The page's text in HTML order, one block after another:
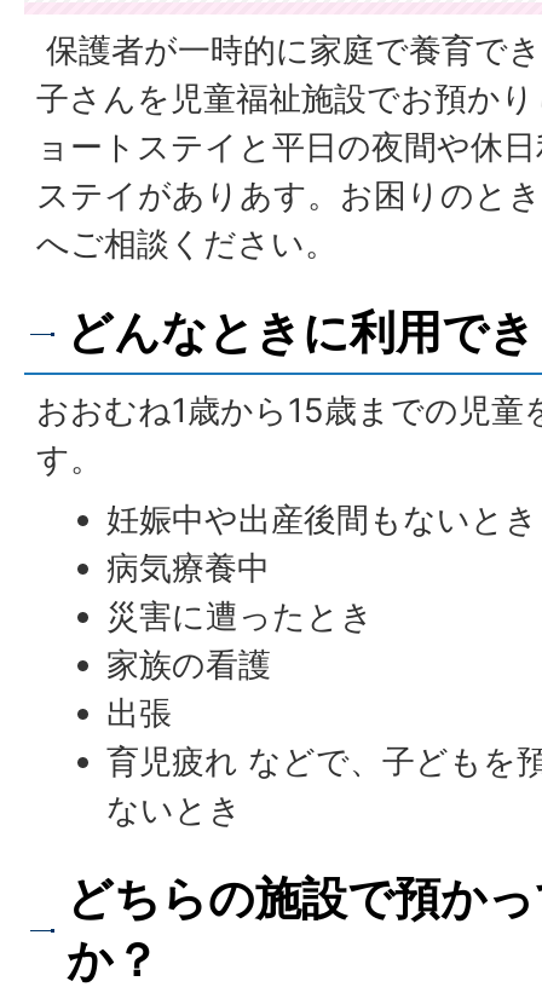
保護者が一時的に家庭で養育で
子さんを児童福祉施設でお預か
ョートステイと平日の夜間や休
ステイがありあす。お困りのと
へご相談ください。
どんなときに利用で
おおむね1歳から15歳までの児童
す。
妊娠中や出産後間もないとき
病気療養中
災害に遭ったとき
家族の看護
出張
育児疲れ などで、子どもを
ないとき
どちらの施設で預か
か？